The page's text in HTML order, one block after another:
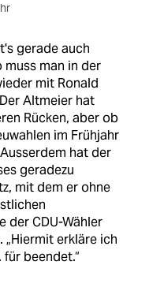
gerade auch
man in der
mit Ronald
Altmeier hat
Rücken, aber ob
im Frühjahr
hat der
geradezu
mit dem er ohne
der CDU-Wähler
„Hiermit erkläre ich
für beendet.“